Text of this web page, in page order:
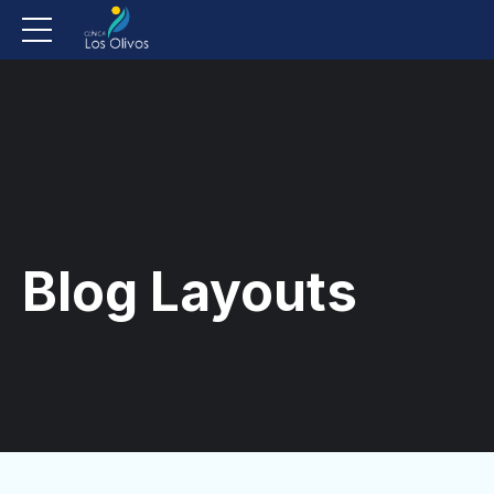
Blog Layouts